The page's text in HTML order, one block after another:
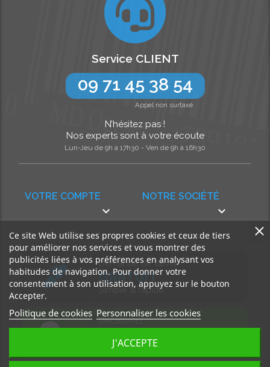
NOTRE SOCIÉTÉ

VOTRE COMPTE

Service CLIENT
09 71 45 38 54
Appel non surtaxé
N’hésitez pas !
Nos experts sont à votre écoute
Lun-Jeu de 9h à 17h30 - Ven de 9h à 16h30
Demande de devis
GRATUIT
Simple & rapide
Découvrez
Accédez à nos articles
Ce site Web utilise ses propres cookies et ceux de tiers
pour améliorer nos services et vous montrer des
publicités liées à vos préférences en analysant vos
habitudes de navigation. Pour donner votre
consentement à son utilisation, appuyez sur le bouton
Accepter.
Politique de cookies Personnaliser les cookies
J'ACCEPTE